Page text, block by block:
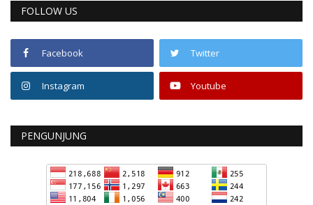
FOLLOW US
Facebook Twitter
Instagram Youtube
PENGUNJUNG